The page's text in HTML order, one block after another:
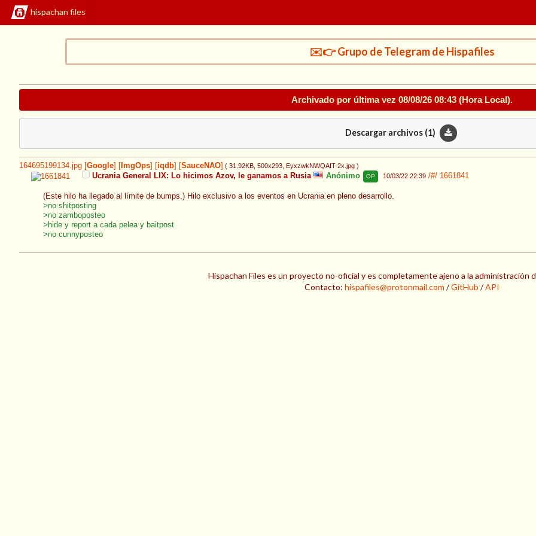
hispachan files
✉️👉 Grupo de Telegram de Hispafiles
Archivado por última vez 08/08/26 08:43 (Hora Local).
Descargar archivos (1)
164695199134.jpg Google ImgOps iqdb SauceNAO ( 31.92KB , 500x293 , EyxzwkNWQAIT-2x.jpg )
Ucrania General LIX: Lo hicimos Azov, le ganamos a Rusia Anónimo OP 10/03/22 22:39 /#/ 1661841
(Este hilo ha llegado al límite de bumps.) Hilo exclusivo a los eventos en Ucrania en pleno desarrollo.
>no shitposting
>no zamboposteo
>hide y report a cada pelea y baitpost
>no cunnyposteo
Hispachan Files es un proyecto no-oficial y es completamente ajeno a la administración
Contacto: hispafiles@protonmail.com /GitHub /API